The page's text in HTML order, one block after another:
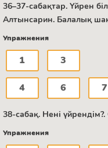
36–37-сабақтар. Үйрен
Алтынсарин. Балалық
Упражнения
1 3
4 6 7
38-сабақ. Нені
Упражнения